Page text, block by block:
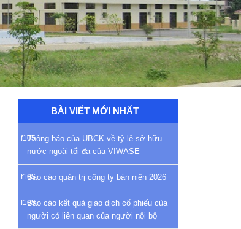
BÀI VIẾT MỚI NHẤT
Thông báo của UBCK về tỷ lệ sở hữu
nước ngoài tối đa của VIWASE
Báo cáo quản trị công ty bán niên 2026
Báo cáo kết quả giao dịch cổ phiếu của
người có liên quan của người nội bộ